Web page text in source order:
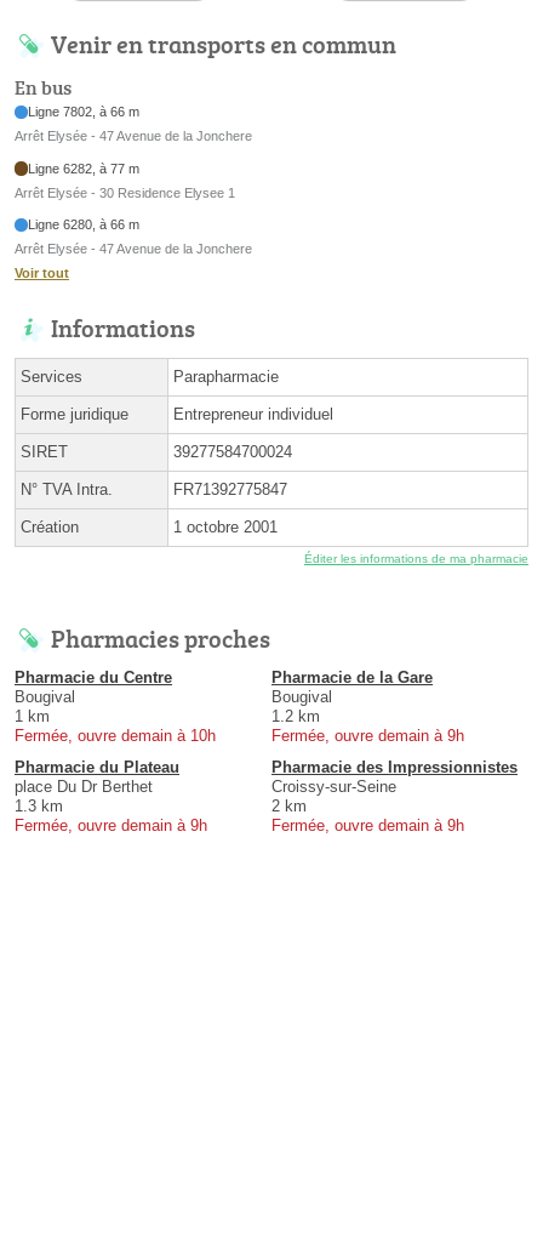
Venir en transports en commun
En bus
Ligne 7802, à 66 m
Arrêt Elysée - 47 Avenue de la Jonchere
Ligne 6282, à 77 m
Arrêt Elysée - 30 Residence Elysee 1
Ligne 6280, à 66 m
Arrêt Elysée - 47 Avenue de la Jonchere
Voir tout
Informations
Services Parapharmacie
Forme juridique Entrepreneur individuel
SIRET 39277584700024
N° TVA Intra. FR71392775847
Création 1 octobre 2001
Éditer les informations de ma pharmacie
Pharmacies proches
Pharmacie du Centre
Bougival
1 km
Fermée, ouvre demain à 10h
Pharmacie de la Gare
Bougival
1.2 km
Fermée, ouvre demain à 9h
Pharmacie du Plateau
place Du Dr Berthet
1.3 km
Fermée, ouvre demain à 9h
Pharmacie des Impressionnistes
Croissy-sur-Seine
2 km
Fermée, ouvre demain à 9h